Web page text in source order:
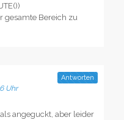
gesamte Bereich zu
Uhr
angeguckt, aber leider
Antworten